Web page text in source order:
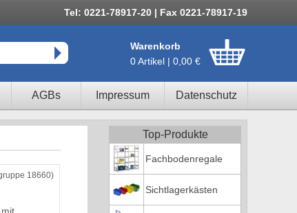
Tel: 0221-78917-20 | Fax 0221-78917-19
Warenkorb
0 Artikel | 0,00 €
AGBs Impressum Datenschutz
18660)
Top-Produkte
Fachbodenregale
Sichtlagerkästen